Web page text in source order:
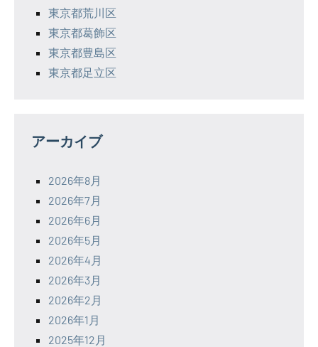
東京都荒川区
東京都葛飾区
東京都豊島区
東京都足立区
アーカイブ
2026年8月
2026年7月
2026年6月
2026年5月
2026年4月
2026年3月
2026年2月
2026年1月
2025年12月